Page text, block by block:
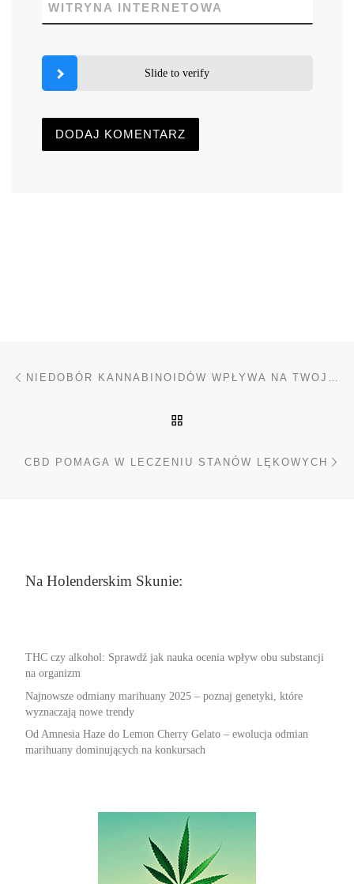
WITRYNA INTERNETOWA
Slide to verify
Nawigacja wpisu
CBD POMAGA W LECZENIU STANÓW LĘKOWYCH
Na Holenderskim Skunie:
THC czy alkohol: Sprawdź jak nauka ocenia wpływ obu substancji
na organizm
Najnowsze odmiany marihuany 2025 – poznaj genetyki, które
wyznaczają nowe trendy
Od Amnesia Haze do Lemon Cherry Gelato – ewolucja odmian
marihuany dominujących na konkursach